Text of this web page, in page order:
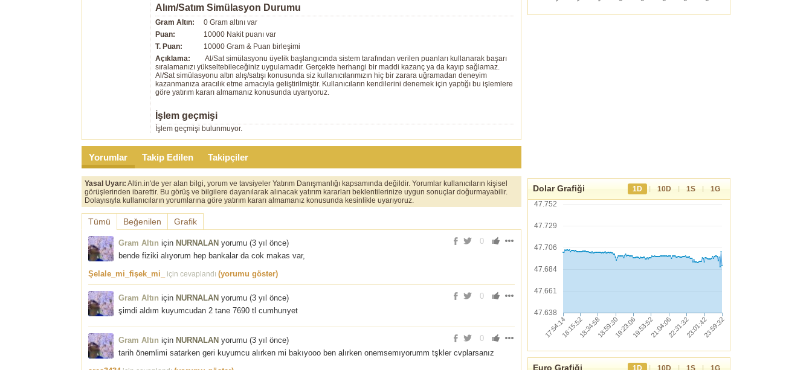
Alım/Satım Simülasyon Durumu
Gram Altın:
0 Gram altını var
Puan:
10000 Nakit puanı var
T. Puan:
10000 Gram & Puan birleşimi
Açıklama:
Al/Sat simülasyonu üyelik başlangıcında sistem tarafından verilen puanları kullanarak başarı
sıralamanızı yükseltebileceğiniz uygulamadır. Gerçekte herhangi bir maddi kazanç ya da kayıp sağlamaz.
Al/Sat simülasyonu altın alış/satışı konusunda siz kullanıcılarımızın hiç bir zarara uğramadan deneyim
kazanmanıza aracılık etme amacıyla geliştirilmiştir. Kullanıcıların kendilerini denemek için yaptığı bu işlemlere
göre yatırım kararı almamanız konusunda uyarıyoruz.
İşlem geçmişi
İşlem geçmişi bulunmuyor.
Yorumlar Takip Edilen Takipçiler
Yasal Uyarı: Altin.in'de yer alan bilgi, yorum ve tavsiyeler Yatırım Danışmanlığı kapsamında değildir. Yorumlar kullanıcıların kişisel
görüşlerinden ibarettir. Bu görüş ve bilgilere dayanılarak alınacak yatırım kararları beklentilerinize uygun sonuçlar doğurmayabilir.
Dolayısıyla kullanıcıların yorumlarına göre yatırım kararı almamanız konusunda kesinlikle uyarıyoruz.
Tümü Beğenilen Grafik
0
Gram Altın için NURNALAN yorumu (3 yıl önce)
bende fiziki alıyorum hep bankalar da cok makas var,
Şelale_mi_fişek_mi_
için cevaplandı (yorumu göster)
0
Gram Altın için NURNALAN yorumu (3 yıl önce)
şimdi aldım kuyumcudan 2 tane 7690 tl cumhurıyet
0
Gram Altın için NURNALAN yorumu (3 yıl önce)
tarih önemlimi satarken geri kuyumcu alırken mi bakıyooo ben alırken onemsemıyorumm tşkler cvplarsanız
Dolar Grafiği 1D | 10D | 1S |
1G
47.752
47.729
47.706
47.684
47.661
47.638
Euro Grafiği 1D | 10D | 1S |
1G